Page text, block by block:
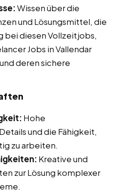
Wissen über die
und Lösungsmittel, die
bei diesen Vollzeitjobs,
Jobs in Vallendar
deren sichere
Hohe
und die Fähigkeit,
zu arbeiten.
Kreative und
zur Lösung komplexer